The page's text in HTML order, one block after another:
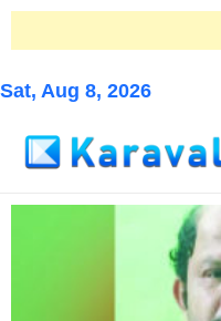
Sat, Aug 8, 2026